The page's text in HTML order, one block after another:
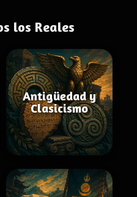
los Reales
Antigüedad y
Clasicismo